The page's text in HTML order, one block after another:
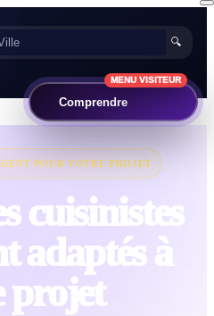
🔍
POUR VOTRE PROJET
cuisinistes
adaptés à
projet
MENU VISITEUR
Comprendre